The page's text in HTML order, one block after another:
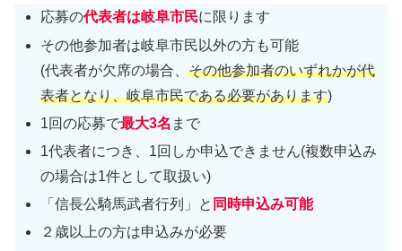
応募の代表者は岐阜市民に限ります
その他参加者は岐阜市民以外の方も可能
(代表者が欠席の場合、その他参加者のいずれかが代
表者となり、岐阜市民である必要があります)
1回の応募で最大3名 まで
1代表者につき、1回しか申込できません(複数申込み
の場合は1件として取扱い)
「信長公騎馬武者行列」と 同時申込み可能
２歳以上の方は申込みが必要